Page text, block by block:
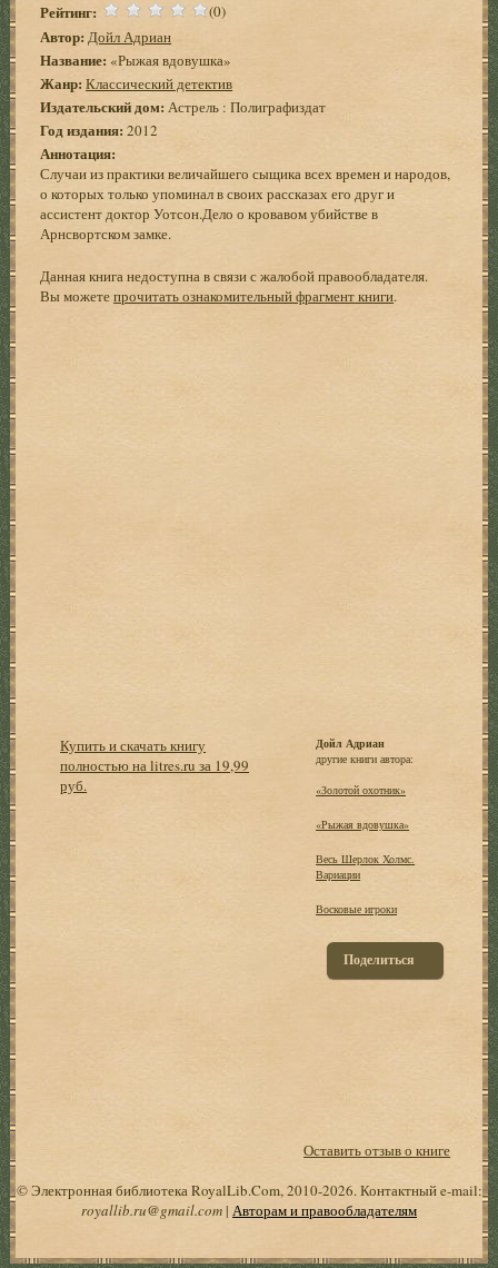
Рейтинг: (0)
Автор: Дойл Адриан
Название: «Рыжая вдовушка»
Жанр: Классический детектив
Издательский дом: Астрель : Полиграфиздат
Год издания:2012
Аннотация:
Случаи из практики величайшего сыщика всех времен и народов,
о которых только упоминал в своих рассказах его друг и
ассистент доктор Уотсон.Дело о кровавом убийстве в
Арнсвортском замке.
Данная книга недоступна в связи с жалобой правообладателя.
Вы можетепрочитать ознакомительный фрагмент книги.
Купить и скачать книгу
полностью на litres.ru за 19,99
руб.
Дойл Адриан
другие книги автора:
«Золотой охотник»
«Рыжая вдовушка»
Весь Шерлок Холмс.
Вариации
Восковые игроки
Поделиться
Оставить отзыв о книге
© Электронная библиотека RoyalLib.Com, 2010-2026. Контактный e-mail:
royallib.ru@gmail.com| Авторам и правообладателям